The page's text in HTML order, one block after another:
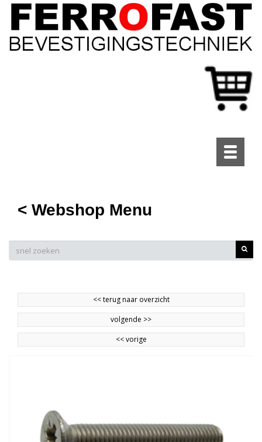
Toggle
< Webshop Menu
<<terug naar overzicht
volgende >>
<<vorige